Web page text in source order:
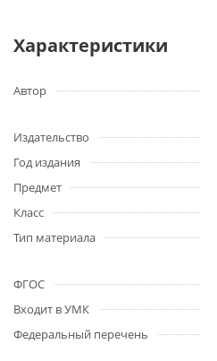
Характеристики
Автор
Издательство
Год издания
Предмет
Класс
Тип материала
ФГОС
Входит в УМК
Федеральный перечень